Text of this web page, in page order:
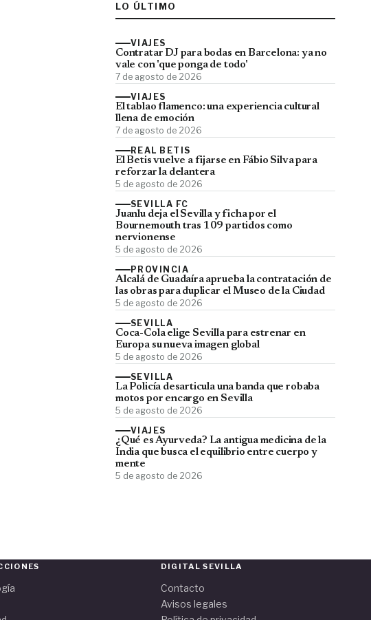
LO ÚLTIMO
VIAJES
Contratar DJ para bodas en Barcelona: ya no
vale con 'que ponga de todo'
7 de agosto de 2026
VIAJES
El tablao flamenco: una experiencia cultural
llena de emoción
7 de agosto de 2026
REAL BETIS
El Betis vuelve a fijarse en Fábio Silva para
reforzar la delantera
5 de agosto de 2026
SEVILLA FC
Juanlu deja el Sevilla y ficha por el
Bournemouth tras 109 partidos como
nervionense
5 de agosto de 2026
PROVINCIA
Alcalá de Guadaíra aprueba la contratación de
las obras para duplicar el Museo de la Ciudad
5 de agosto de 2026
SEVILLA
Coca-Cola elige Sevilla para estrenar en
Europa su nueva imagen global
5 de agosto de 2026
SEVILLA
La Policía desarticula una banda que robaba
motos por encargo en Sevilla
5 de agosto de 2026
VIAJES
¿Qué es Ayurveda? La antigua medicina de la
India que busca el equilibrio entre cuerpo y
mente
5 de agosto de 2026
DIGITAL SEVILLA
Contacto
Avisos legales